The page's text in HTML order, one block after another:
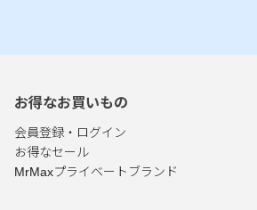
お得なお買いもの
会員登録・ログイン
お得なセール
MrMaxプライベートブランド